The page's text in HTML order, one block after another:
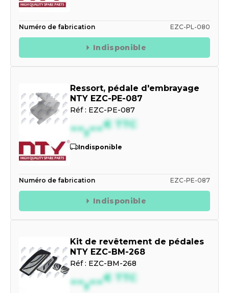
Numéro de fabrication EZC-PL-080
Indisponible
Ressort, pédale d'embrayage
NTY EZC-PE-087
Réf : EZC-PE-087
--,--€ TTC
Indisponible
Numéro de fabrication EZC-PE-087
Indisponible
Kit de revêtement de pédales
NTY EZC-BM-268
Réf : EZC-BM-268
--,--€ TTC